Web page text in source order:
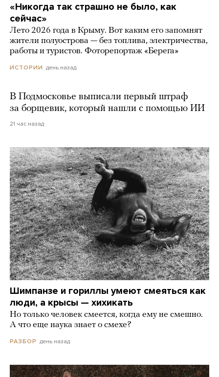
«Никогда так страшно не было, как
сейчас»
Лето 2026 года в Крыму. Вот каким его запомнят
жители полуострова — без топлива, электричества,
работы и туристов. Фоторепортаж «Берега»
ИСТОРИИ день назад
В Подмосковье выписали первый штраф
за борщевик, который нашли с помощью ИИ
21 час назад
Шимпанзе и гориллы умеют смеяться как
люди, а крысы — хихикать
Но только человек смеется, когда ему не смешно.
А что еще наука знает о смехе?
РАЗБОР день назад